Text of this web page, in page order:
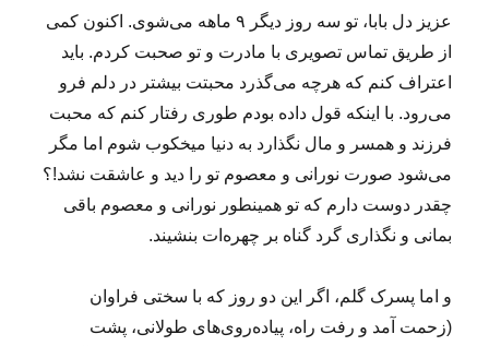
عزیز دل بابا، تو سه روز دیگر ۹ ماهه می‌شوی. اکنون کمی
از طریق تماس تصویری با مادرت و تو صحبت کردم. باید
اعتراف کنم که هرچه می‌گذرد محبتت بیشتر در دلم فرو
می‌رود. با اینکه قول داده بودم طوری رفتار کنم که محبت
فرزند و همسر و مال نگذارد به دنیا میخکوب شوم اما مگر
می‌شود صورت نورانی و معصوم تو را دید و عاشقت نشد!؟
چقدر دوست دارم که تو همینطور نورانی و معصوم باقی
بمانی و نگذاری گرد گناه بر چهره‌ات بنشیند.
و اما پسرک گلم، اگر این دو روز که با سختی فراوان
(زحمت آمد و رفت راه، پیاده‌روی‌های طولانی، پشت